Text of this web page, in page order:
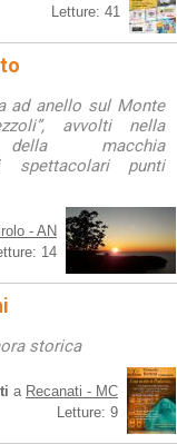
Letture: 41
ad anello sul Monte
avvolti nella
macchia
spettacolari punti
- AN
14
storica
a Recanati - MC
Letture: 9